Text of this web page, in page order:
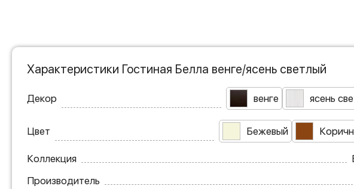
Характеристики Гостиная Белла венге/ясень светлый
Декор венге ясень
Цвет Бежевый
Коллекция
Производитель